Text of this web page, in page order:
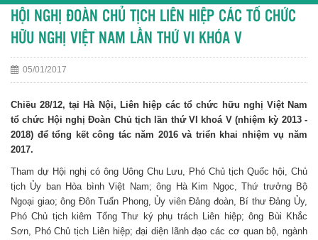
HỘI NGHỊ ĐOÀN CHỦ TỊCH LIÊN HIỆP CÁC TỔ CHỨC
HỮU NGHỊ VIỆT NAM LẦN THỨ VI KHÓA V
05/01/2017
Chiều 28/12, tại Hà Nội, Liên hiệp các tổ chức hữu nghị Việt Nam
tổ chức Hội nghị Đoàn Chủ tịch lần thứ VI khoá V (nhiệm kỳ 2013 -
2018) để tổng kết công tác năm 2016 và triển khai nhiệm vụ năm
2017.
Tham dự Hội nghị có ông Uông Chu Lưu, Phó Chủ tịch Quốc hội, Chủ
tịch Ủy ban Hòa bình Việt Nam; ông Hà Kim Ngọc, Thứ trưởng Bộ
Ngoại giao; ông Đôn Tuấn Phong, Ủy viên Đảng đoàn, Bí thư Đảng Ủy,
Phó Chủ tịch kiêm Tổng Thư ký phụ trách Liên hiệp; ông Bùi Khắc
Sơn, Phó Chủ tịch Liên hiệp; đại diện lãnh đạo các cơ quan bộ, ngành